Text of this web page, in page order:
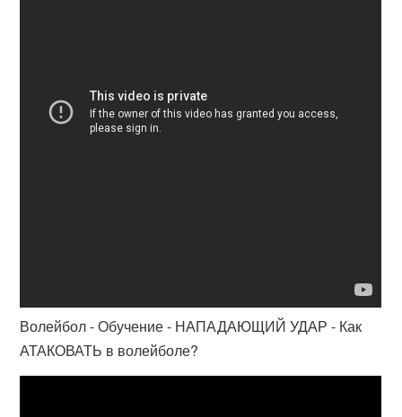
Волейбол - Обучение - НАПАДАЮЩИЙ УДАР - Как
АТАКОВАТЬ в волейболе?